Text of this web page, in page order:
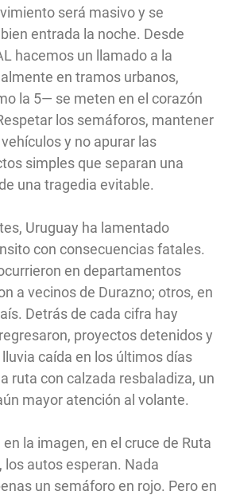
será masivo y se
entrada la noche. Desde
hacemos un llamado a la
en tramos urbanos,
la 5— se meten en el corazón
los semáforos, mantener
y no apurar las
simples que separan una
una tragedia evitable.
Uruguay ha lamentado
con consecuencias fatales.
en departamentos
a vecinos de Durazno; otros, en
Detrás de cada cifra hay
proyectos detenidos y
caída en los últimos días
ruta con calzada resbaladiza, un
mayor atención al volante.
la imagen, en el cruce de Ruta
los autos esperan. Nada
un semáforo en rojo. Pero en